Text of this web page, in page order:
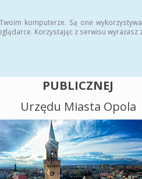
komputerze. Są one
Korzystając z serwisu wyrażasz
PUBLICZNEJ
Urzędu Miasta Opola